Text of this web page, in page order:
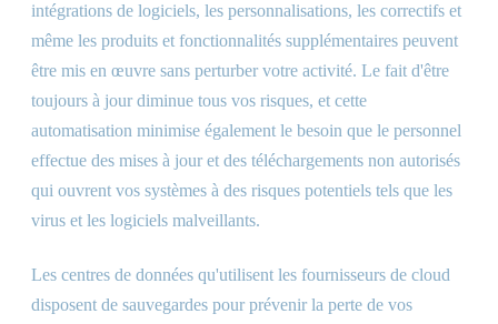
intégrations de logiciels, les personnalisations, les correctifs et
même les produits et fonctionnalités supplémentaires peuvent
être mis en œuvre sans perturber votre activité. Le fait d'être
toujours à jour diminue tous vos risques, et cette
automatisation minimise également le besoin que le personnel
effectue des mises à jour et des téléchargements non autorisés
qui ouvrent vos systèmes à des risques potentiels tels que les
virus et les logiciels malveillants.
Les centres de données qu'utilisent les fournisseurs de cloud
disposent de sauvegardes pour prévenir la perte de vos